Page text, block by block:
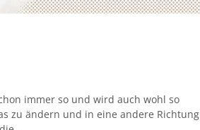
immer so und wird auch wohl so
zu ändern und in eine andere Richtung